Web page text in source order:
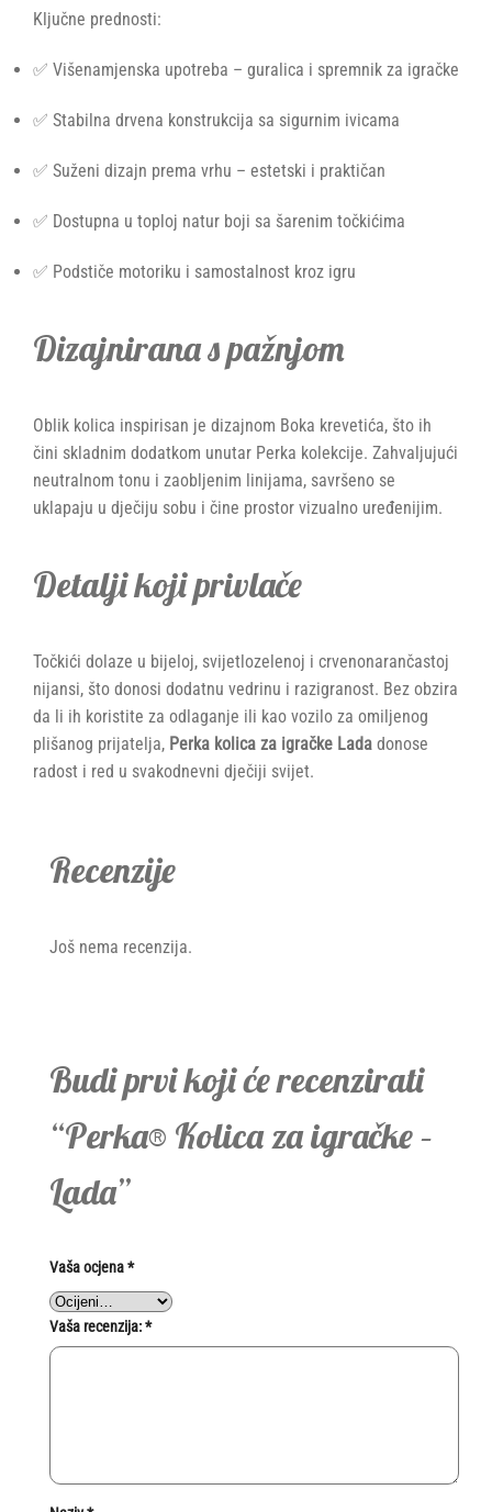
Ključne prednosti:
✅ Višenamjenska upotreba – guralica i spremnik za igračke
✅ Stabilna drvena konstrukcija sa sigurnim ivicama
✅ Suženi dizajn prema vrhu – estetski i praktičan
✅ Dostupna u toploj natur boji sa šarenim točkićima
✅ Podstiče motoriku i samostalnost kroz igru
Dizajnirana s pažnjom
Oblik kolica inspirisan je dizajnom Boka krevetića, što ih
čini skladnim dodatkom unutar Perka kolekcije. Zahvaljujući
neutralnom tonu i zaobljenim linijama, savršeno se
uklapaju u dječiju sobu i čine prostor vizualno uređenijim.
Detalji koji privlače
Točkići dolaze u bijeloj, svijetlozelenoj i crvenonarančastoj
nijansi, što donosi dodatnu vedrinu i razigranost. Bez obzira
da li ih koristite za odlaganje ili kao vozilo za omiljenog
plišanog prijatelja, Perka kolica za igračke Lada donose
radost i red u svakodnevni dječiji svijet.
Recenzije
Još nema recenzija.
Budi prvi koji će recenzirati
“Perka® Kolica za igračke –
Lada”
Vaša ocjena*
Vaša recenzija:*